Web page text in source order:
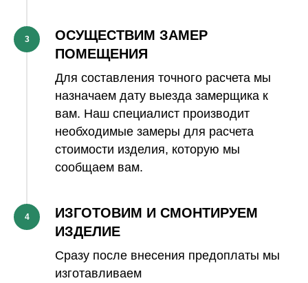
3
ОСУЩЕСТВИМ ЗАМЕР
ПОМЕЩЕНИЯ
Для составления точного расчета мы
назначаем дату выезда замерщика к
вам. Наш специалист производит
необходимые замеры для расчета
стоимости изделия, которую мы
сообщаем вам.
4
ИЗГОТОВИМ И СМОНТИРУЕМ
ИЗДЕЛИЕ
Сразу после внесения предоплаты мы
изготавливаем